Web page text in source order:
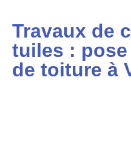
Travaux de
tuiles :
de toiture à